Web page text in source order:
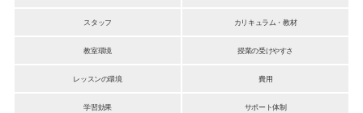
スタッフ カリキュラム・教材
教室環境 授業の受けやすさ
レッスンの環境 費用
学習効果 サポート体制